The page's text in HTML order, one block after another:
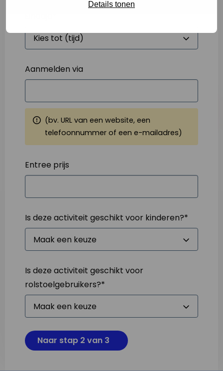
Details tonen
Aanmelden via
(bv. URL van een website, een
telefoonnummer of een e-mailadres)
Entree prijs
Is deze activiteit geschikt voor kinderen?*
Is deze activiteit geschikt voor
rolstoelgebruikers?*